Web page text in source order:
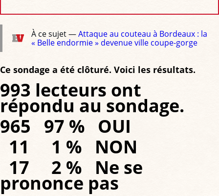
À ce sujet —Attaque au couteau à Bordeaux : la
« Belle endormie » devenue ville coupe-gorge
Ce sondage a été clôturé. Voici les résultats.
993 lecteurs ont
répondu au sondage.
965 97 % OUI
11 1 % NON
17 2 % Ne se
prononce pas